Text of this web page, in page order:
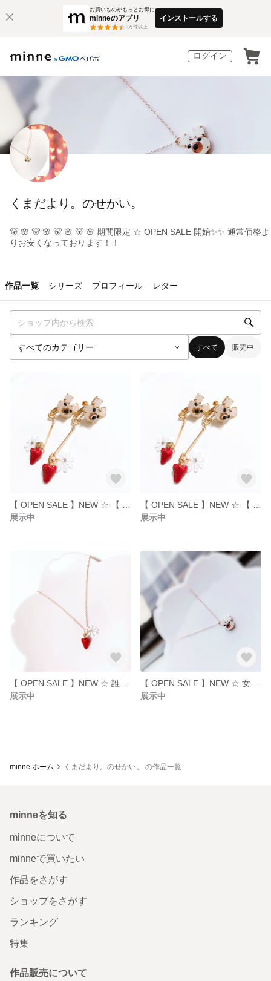
お買いものがもっとお得に
minneのアプリ
3万件以上
インストールする
ログイン
くまだより。のせかい。
🐻 🌸 🐻 🌸 🐻 🌸 🐻 🌸 期間限定 ☆ OPEN SALE 開始✨✨ 通常価格よ
りお安くなっております！！
作品一覧 シリーズ プロフィール レター
すべて 販売中
展示中
展示中
展示中
展示中
minne ホーム くまだより。のせかい。 の作品一覧
minneを知る
minneについて
minneで買いたい
作品をさがす
ショップをさがす
ランキング
特集
作品販売について